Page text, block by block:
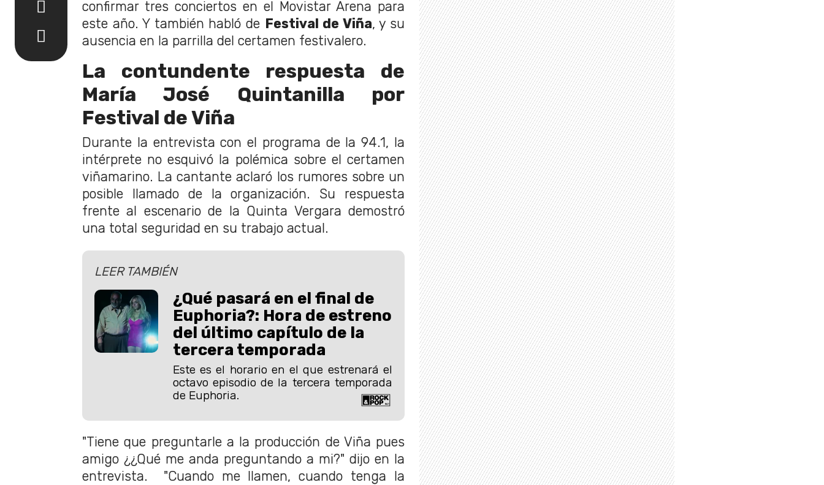
confirmar tres conciertos en el Movistar Arena para
este año. Y también habló de Festival de Viña, y su
ausencia en la parrilla del certamen festivalero.
La contundente respuesta de
María José Quintanilla por
Festival de Viña
Durante la entrevista con el programa de la 94.1, la
intérprete no esquivó la polémica sobre el certamen
viñamarino. La cantante aclaró los rumores sobre un
posible llamado de la organización. Su respuesta
frente al escenario de la Quinta Vergara demostró
una total seguridad en su trabajo actual.
LEER TAMBIÉN
¿Qué pasará en el final de
Euphoria?: Hora de estreno
del último capítulo de la
tercera temporada
Este es el horario en el que estrenará el
octavo episodio de la tercera temporada
de Euphoria.
"Tiene que preguntarle a la producción de Viña pues
amigo ¿¿Qué me anda preguntando a mi?" dijo en la
entrevista. "Cuando me llamen, cuando tenga la